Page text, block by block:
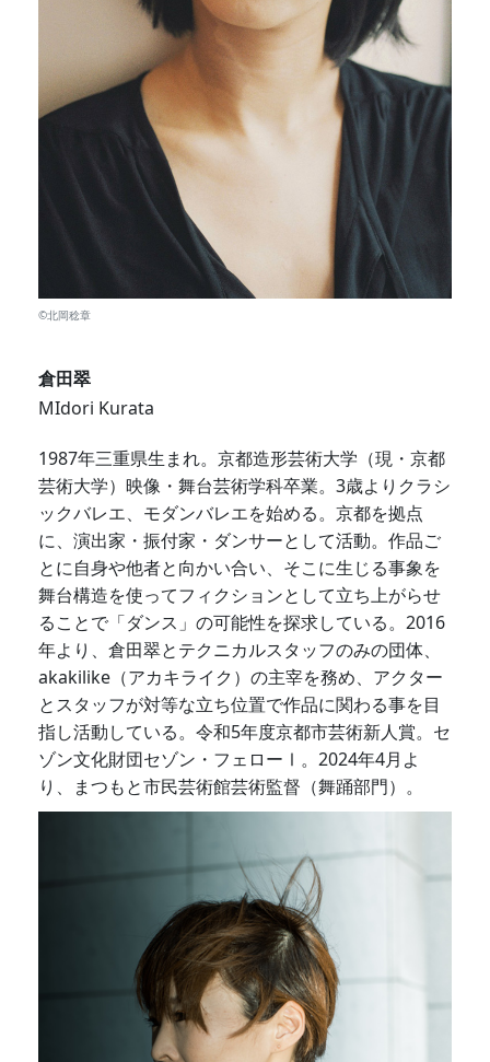
©️北岡稔章
倉田翠
MIdori Kurata
1987年三重県生まれ。京都造形芸術大学（現・京都
芸術大学）映像・舞台芸術学科卒業。3歳よりクラシ
ックバレエ、モダンバレエを始める。京都を拠点
に、演出家・振付家・ダンサーとして活動。作品ご
とに自身や他者と向かい合い、そこに生じる事象を
舞台構造を使ってフィクションとして立ち上がらせ
ることで「ダンス」の可能性を探求している。2016
年より、倉田翠とテクニカルスタッフのみの団体、
akakilike（アカキライク）の主宰を務め、アクター
とスタッフが対等な立ち位置で作品に関わる事を目
指し活動している。令和5年度京都市芸術新人賞。セ
ゾン文化財団セゾン・フェローⅠ。2024年4月よ
り、まつもと市民芸術館芸術監督（舞踊部門）。